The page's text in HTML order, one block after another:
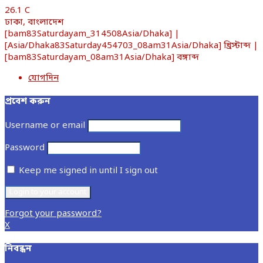
26.1 C
ঢাকা, বাংলাদেশ
[bam83Saturdayam_314508Asia/Dhaka] |
[Asia/Dhaka83Saturday454703_08am31Asia/Dhaka] খ্রিস্টাব্দ |
[bam83Saturdayam_08am31Asia/Dhaka] বঙ্গাব্দ
যোগদিন
প্রবেশ করুন
Username or email
Password
Keep me signed in until I sign out
Forgot your password?
X
নিবন্ধন